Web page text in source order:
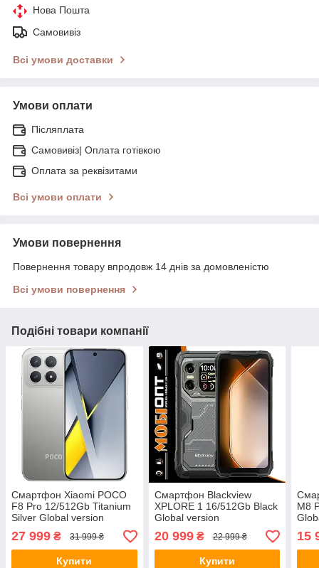
Нова Пошта
Самовивіз
Всі умови доставки
Умови оплати
Післяплата
Самовивіз| Оплата готівкою
Оплата за реквізитами
Всі умови оплати
Умови повернення
Повернення товару впродовж 14 днів за домовленістю
Всі умови повернення
Подібні товари компанії
Смартфон Xiaomi POCO
F8 Pro 12/512Gb Titanium
Silver Global version
27 999 ₴ 31 999 ₴
Купити
Смартфон Blackview
XPLORE 1 16/512Gb Black
Global version
20 999₴ 22 999 ₴
Купити
M8
15